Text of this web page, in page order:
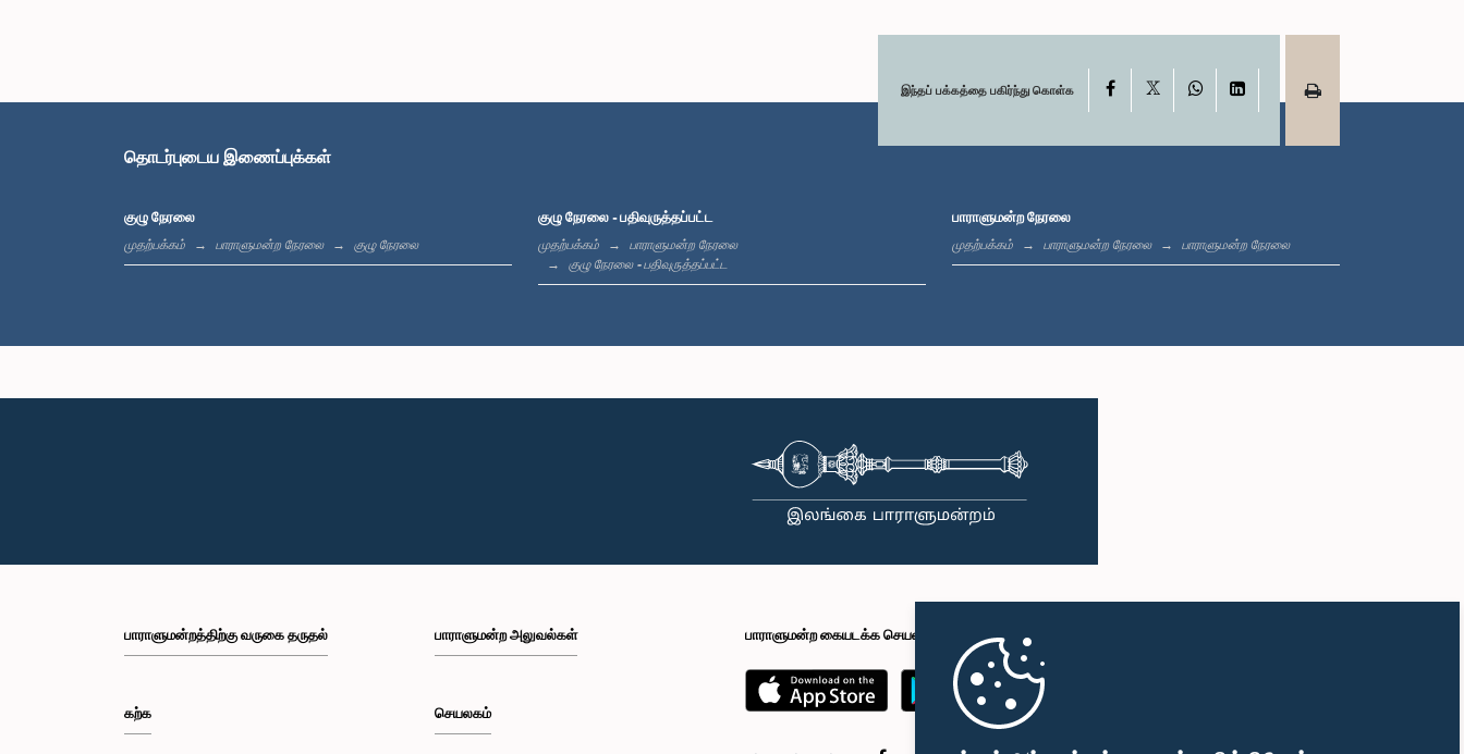
பி.ப. 1:20 - பி.ப. 1:31
இந்தப் பக்கத்தை பகிர்ந்து கொள்க Facebook WhatsAppLinkedIn
தொடர்புடைய இணைப்புக்கள்
குழு நேரலை
முதற்பக்கம் பாராளுமன்ற நேரலை குழு நேரலை
குழு நேரலை - பதிவுருத்தப்பட்ட
முதற்பக்கம்
பாராளுமன்ற நேரலை
குழு நேரலை - பதிவுருத்தப்பட்ட
பாராளுமன்ற நேரலை
முதற்பக்கம் பாராளுமன்ற நேரலை பாராளுமன்ற நேரலை
பாராளுமன்றத்திற்கு வருகை தருதல்
கற்க
பாராளுமன்ற அலுவல்கள்
செயலகம்
பாராளுமன்ற கையடக்க செயலி